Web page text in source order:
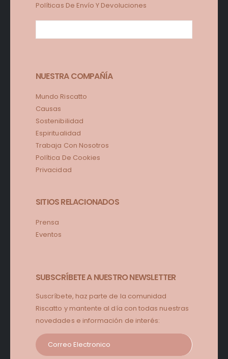
Políticas De Envío Y Devoluciones
NUESTRA COMPAÑÍA
Mundo Riscatto
Causas
Sostenibilidad
Espiritualidad
Trabaja Con Nosotros
Política De Cookies
Privacidad
SITIOS RELACIONADOS
Prensa
Eventos
SUBSCRÍBETE A NUESTRO NEWSLETTER
Suscríbete, haz parte de la comunidad
Riscatto y mantente al día con todas nuestras
novedades e información de interés: